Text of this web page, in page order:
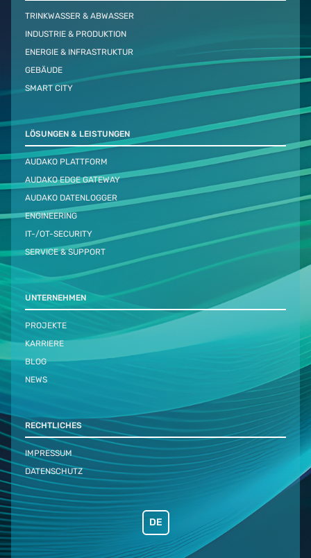
TRINKWASSER & ABWASSER
INDUSTRIE & PRODUKTION
ENERGIE & INFRASTRUKTUR
GEBÄUDE
SMART CITY
LÖSUNGEN & LEISTUNGEN
AUDAKO PLATTFORM
AUDAKO EDGE GATEWAY
AUDAKO DATENLOGGER
ENGINEERING
IT-/OT-SECURITY
SERVICE & SUPPORT
UNTERNEHMEN
PROJEKTE
KARRIERE
BLOG
NEWS
RECHTLICHES
IMPRESSUM
DATENSCHUTZ
DE